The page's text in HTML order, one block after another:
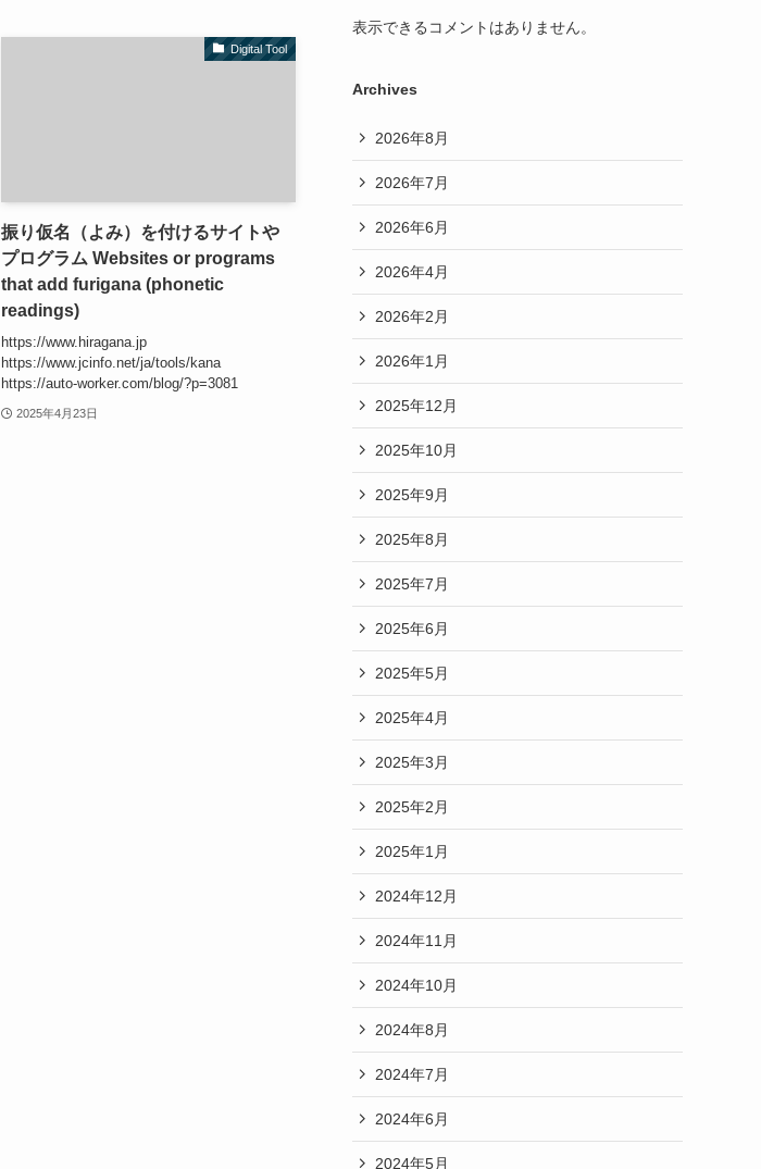
Digital Tool
振り仮名（よみ）を付けるサイトや
プログラム Websites or programs
that add furigana (phonetic
readings)
https://www.hiragana.jp
https://www.jcinfo.net/ja/tools/kana
https://auto-worker.com/blog/?p=3081
2025年4月23日
表示できるコメントはありません。
Archives
2026年8月
2026年7月
2026年6月
2026年4月
2026年2月
2026年1月
2025年12月
2025年10月
2025年9月
2025年8月
2025年7月
2025年6月
2025年5月
2025年4月
2025年3月
2025年2月
2025年1月
2024年12月
2024年11月
2024年10月
2024年8月
2024年7月
2024年6月
2024年5月